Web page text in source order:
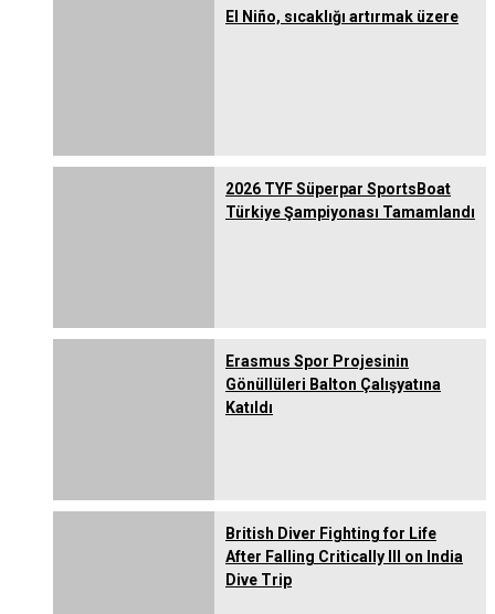
El Niño, sıcaklığı artırmak üzere
2026 TYF Süperpar SportsBoat
Türkiye Şampiyonası Tamamlandı
Erasmus Spor Projesinin
Gönüllüleri Balton Çalışyatına
Katıldı
British Diver Fighting for Life
After Falling Critically Ill on India
Dive Trip